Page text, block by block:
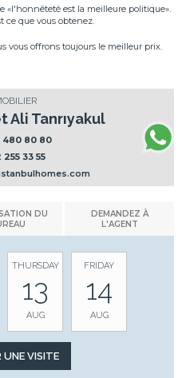
«l'honnêteté est la meilleure politique».
ce que vous obtenez.
vous offrons toujours le meilleur prix.
Ali Tanrıyakul
480 80 80
255 33 55
DU
DEMANDEZ À
L'AGENT
THURSDAY
13
AUG
FRIDAY
14
AUG